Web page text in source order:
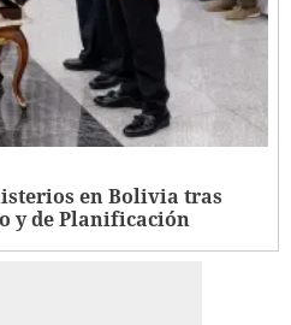
en Bolivia tras
y de Planificación